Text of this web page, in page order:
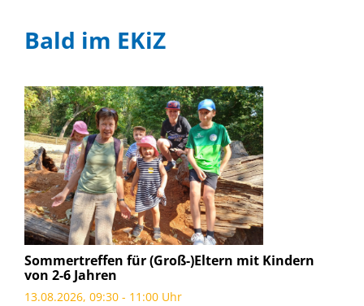
Bald im EKiZ
Sommertreffen für (Groß-)Eltern mit Kindern
von 2-6 Jahren
13.08.2026, 09:30 - 11:00 Uhr